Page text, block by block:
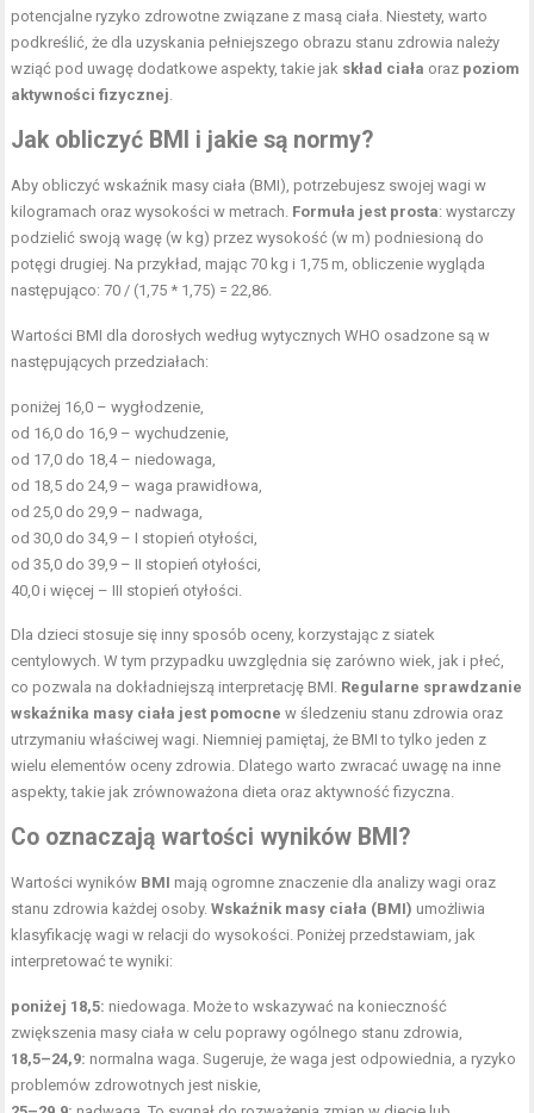
potencjalne ryzyko zdrowotne związane z masą ciała. Niestety, warto
podkreślić, że dla uzyskania pełniejszego obrazu stanu zdrowia należy
wziąć pod uwagę dodatkowe aspekty, takie jak skład ciała oraz poziom
aktywności fizycznej.
Jak obliczyć BMI i jakie są normy?
Aby obliczyć wskaźnik masy ciała (BMI), potrzebujesz swojej wagi w
kilogramach oraz wysokości w metrach. Formuła jest prosta: wystarczy
podzielić swoją wagę (w kg) przez wysokość (w m) podniesioną do
potęgi drugiej. Na przykład, mając 70 kg i 1,75 m, obliczenie wygląda
następująco: 70 / (1,75 * 1,75) = 22,86.
Wartości BMI dla dorosłych według wytycznych WHO osadzone są w
następujących przedziałach:
poniżej 16,0 – wygłodzenie,
od 16,0 do 16,9 – wychudzenie,
od 17,0 do 18,4 – niedowaga,
od 18,5 do 24,9 – waga prawidłowa,
od 25,0 do 29,9 – nadwaga,
od 30,0 do 34,9 – I stopień otyłości,
od 35,0 do 39,9 – II stopień otyłości,
40,0 i więcej – III stopień otyłości.
Dla dzieci stosuje się inny sposób oceny, korzystając z siatek
centylowych. W tym przypadku uwzględnia się zarówno wiek, jak i płeć,
co pozwala na dokładniejszą interpretację BMI. Regularne sprawdzanie
wskaźnika masy ciała jest pomocne w śledzeniu stanu zdrowia oraz
utrzymaniu właściwej wagi. Niemniej pamiętaj, że BMI to tylko jeden z
wielu elementów oceny zdrowia. Dlatego warto zwracać uwagę na inne
aspekty, takie jak zrównoważona dieta oraz aktywność fizyczna.
Co oznaczają wartości wyników BMI?
Wartości wyników BMI mają ogromne znaczenie dla analizy wagi oraz
stanu zdrowia każdej osoby.Wskaźnik masy ciała (BMI) umożliwia
klasyfikację wagi w relacji do wysokości. Poniżej przedstawiam, jak
interpretować te wyniki:
poniżej 18,5: niedowaga. Może to wskazywać na konieczność
zwiększenia masy ciała w celu poprawy ogólnego stanu zdrowia,
18,5–24,9: normalna waga. Sugeruje, że waga jest odpowiednia, a ryzyko
problemów zdrowotnych jest niskie,